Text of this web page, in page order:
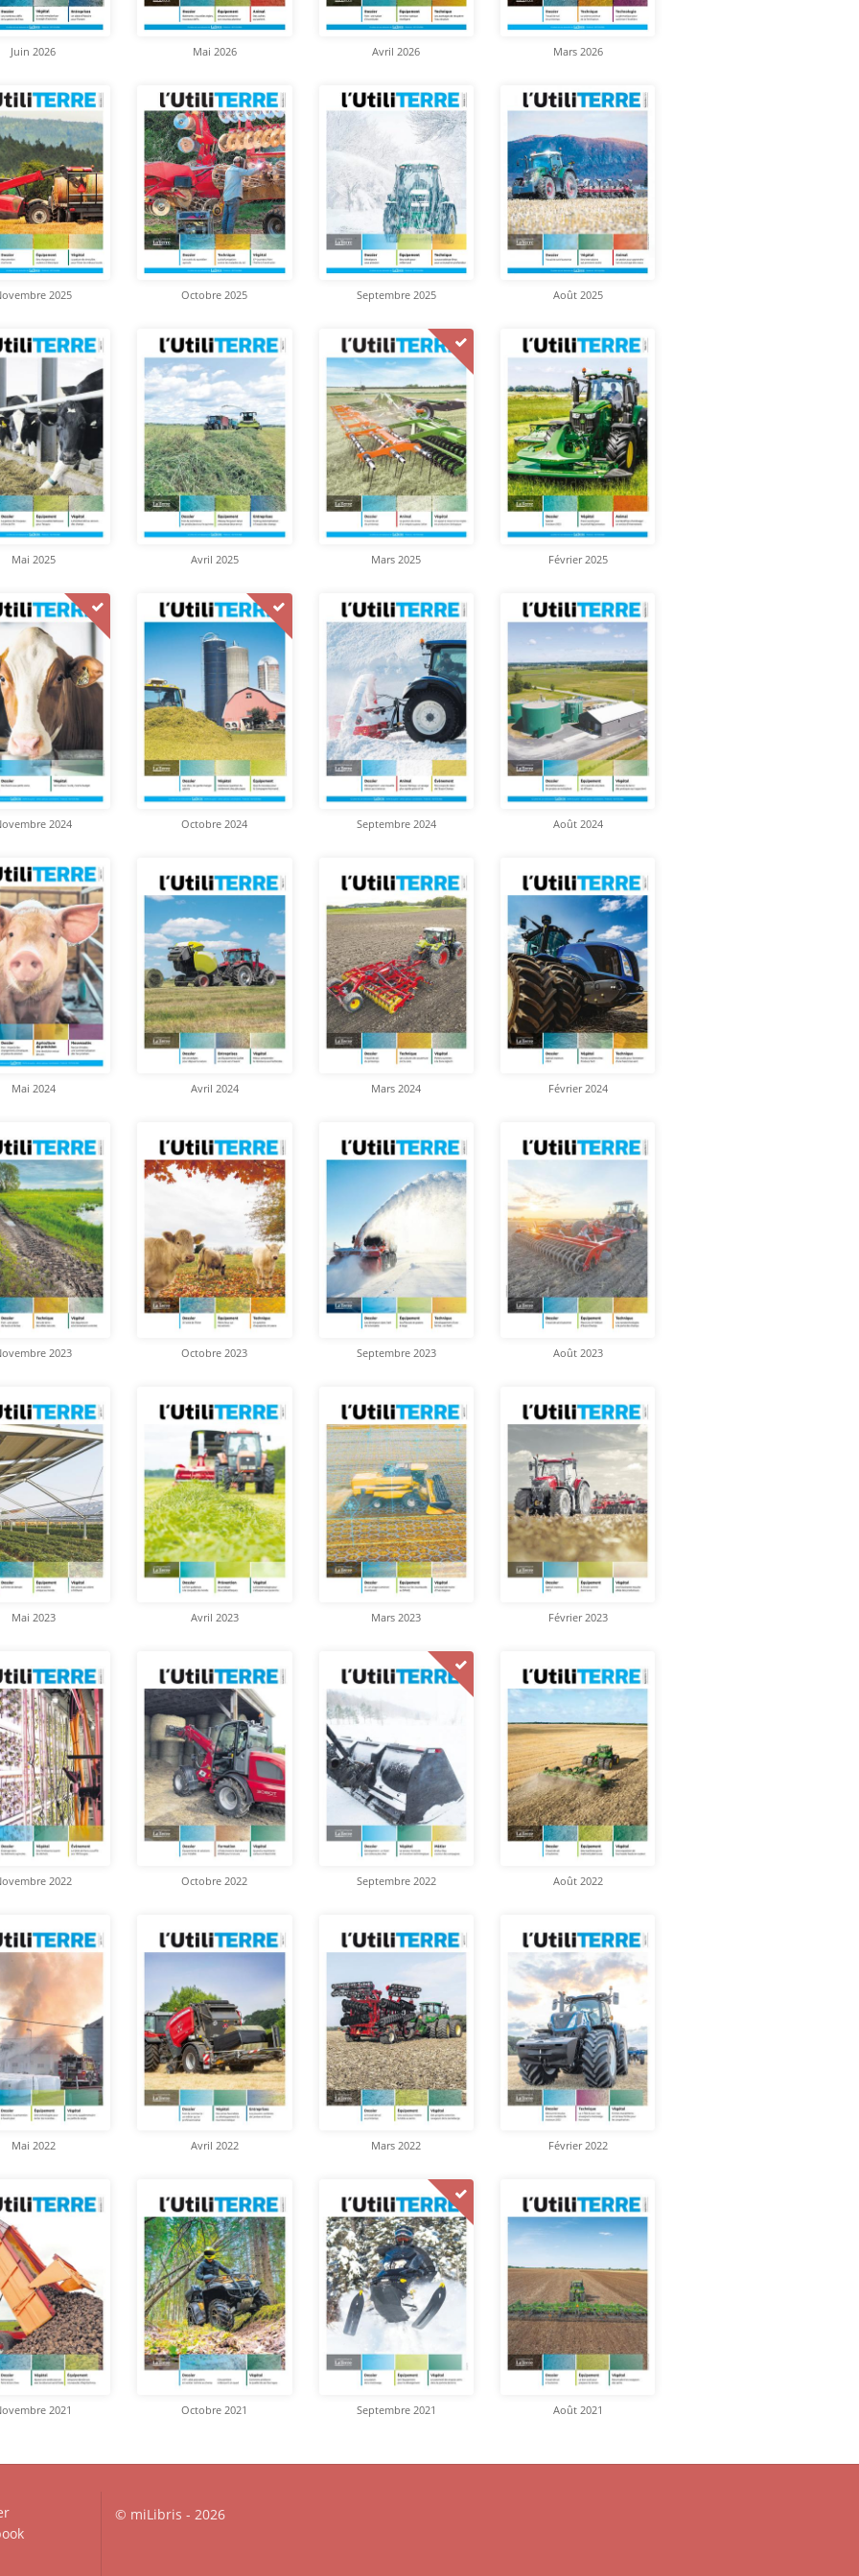
Juin 2026 Mai 2026 Avril 2026 Mars 2026
2025 Octobre 2025 Septembre 2025 Août 2025
Mai 2025 Avril 2025 Mars 2025 Février 2025
2024 Octobre 2024 Septembre 2024 Août 2024
Mai 2024 Avril 2024 Mars 2024 Février 2024
2023 Octobre 2023 Septembre 2023 Août 2023
Mai 2023 Avril 2023 Mars 2023 Février 2023
2022 Octobre 2022 Septembre 2022 Août 2022
Mai 2022 Avril 2022 Mars 2022 Février 2022
2021 Octobre 2021 Septembre 2021 Août 2021
© miLibris - 2026